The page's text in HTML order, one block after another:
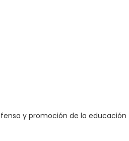
y promoción de la educación